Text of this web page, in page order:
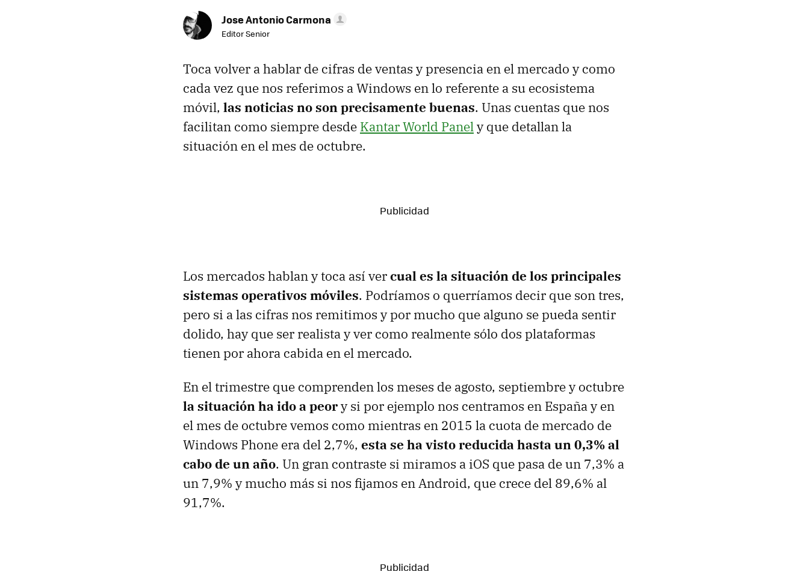
Jose Antonio Carmona
Editor Senior
Toca volver a hablar de cifras de ventas y presencia en el mercado y como
cada vez que nos referimos a Windows en lo referente a su ecosistema
móvil, las noticias no son precisamente buenas. Unas cuentas que nos
facilitan como siempre desde Kantar World Panely que detallan la
situación en el mes de octubre.
Los mercados hablan y toca así vercual es la situación de los principales
sistemas operativos móviles. Podríamos o querríamos decir que son tres,
pero si a las cifras nos remitimos y por mucho que alguno se pueda sentir
dolido, hay que ser realista y ver como realmente sólo dos plataformas
tienen por ahora cabida en el mercado.
En el trimestre que comprenden los meses de agosto, septiembre y octubre
la situación ha ido a peory si por ejemplo nos centramos en España y en
el mes de octubre vemos como mientras en 2015 la cuota de mercado de
Windows Phone era del 2,7%, esta se ha visto reducida hasta un 0,3% al
cabo de un año. Un gran contraste si miramos a iOS que pasa de un 7,3% a
un 7,9% y mucho más si nos fijamos en Android, que crece del 89,6% al
91,7%.